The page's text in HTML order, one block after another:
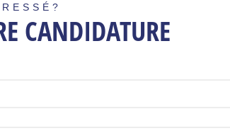
CANDIDATURE